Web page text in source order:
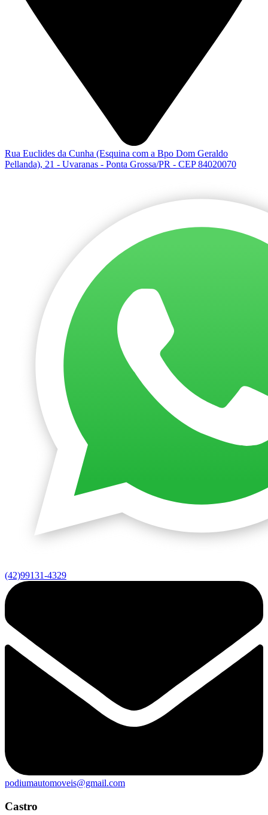
Rua Euclides da Cunha (Esquina com a Bpo Dom Geraldo
Pellanda), 21 - Uvaranas - Ponta Grossa/PR - CEP 84020070
(42)99131-4329
podiumautomoveis@gmail.com
Castro